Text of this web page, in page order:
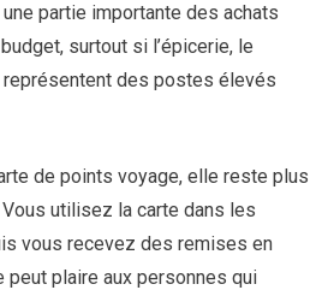
partie importante des achats
surtout si l’épicerie, le
représentent des postes élevés
de points voyage, elle reste plus
utilisez la carte dans les
vous recevez des remises en
peut plaire aux personnes qui